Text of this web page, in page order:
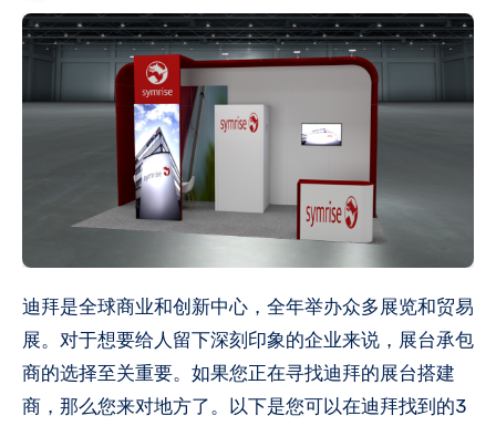
迪拜是全球商业和创新中心，全年举办众多展览和贸易
展。对于想要给人留下深刻印象的企业来说，展台承包
商的选择至关重要。如果您正在寻找迪拜的展台搭建
商，那么您来对地方了。以下是您可以在迪拜找到的3